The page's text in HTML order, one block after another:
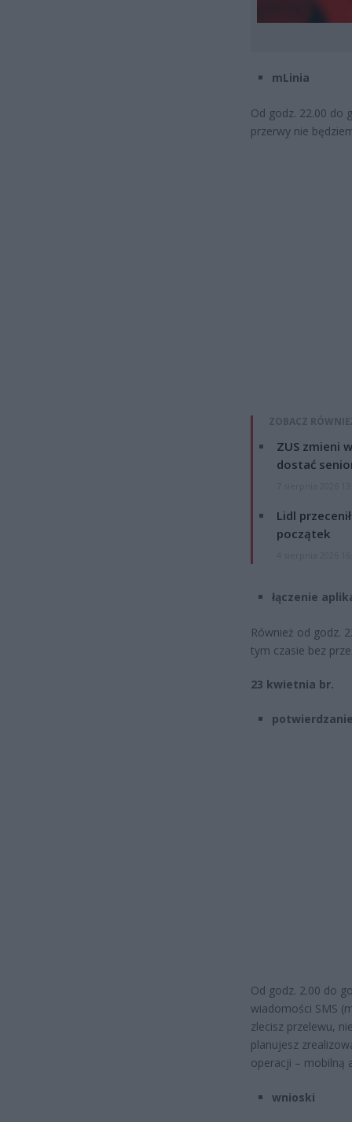
mLinia
Od godz. 22.00 do
przerwy nie
ZOBACZ
ZUS zmieni
dostać
Lidl
początek
łączenie
Również od godz.
tym czasie bez
23 kwietnia br.
Od godz. 2.00 do
wiadomości SMS
zlecisz przelewu,
planujesz
operacji – mobilną
wnioski